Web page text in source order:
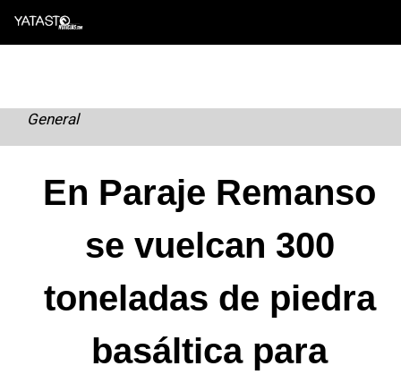
Skip
General
En Paraje Remanso
se vuelcan 300
toneladas de piedra
basáltica para